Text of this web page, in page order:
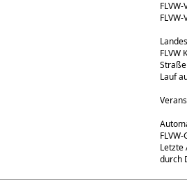
FLVW
Straße
Lauf
Letzte
durch